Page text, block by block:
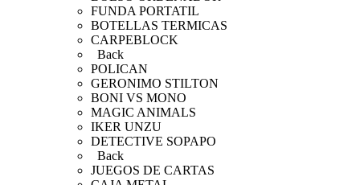
FUNDA PORTATIL
BOTELLAS TERMICAS
CARPEBLOCK
Back
POLICAN
GERONIMO STILTON
BONI VS MONO
MAGIC ANIMALS
IKER UNZU
DETECTIVE SOPAPO
Back
JUEGOS DE CARTAS